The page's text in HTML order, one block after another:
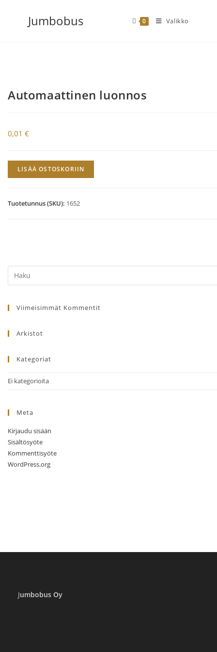
sisältöön
Jumbobus 0 Valikko
Automaattinen luonnos
0,01 €
Automaattinen
luonnos
LISÄÄ OSTOSKORIIN
Tuotetunnus (SKU): 1652
Search
this
Viimeisimmät Kommentit
Arkistot
Kategoriat
Ei kategorioita
Meta
Kirjaudu sisään
Sisältösyöte
Kommenttisyöte
WordPress.org
Jumbobus Oy